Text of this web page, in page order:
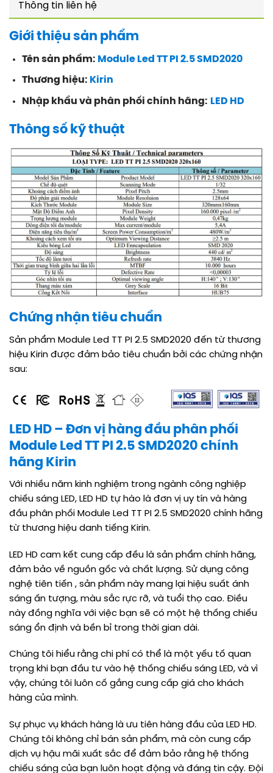
Thông tin liên hệ
Giới thiệu sản phẩm
Tên sản phẩm: Module Led TT PI 2.5 SMD2020
Thương hiệu: Kirin
Nhập khẩu và phân phối chính hãng: LED HD
Thông số kỹ thuật
Chứng nhận tiêu chuẩn
Sản phẩm Module Led TT PI 2.5 SMD2020 đến từ thương
hiệu Kirin được đảm bảo tiêu chuẩn bởi các chứng nhận
sau:
LED HD – Đơn vị hàng đầu phân phối
Module Led TT PI 2.5 SMD2020 chính
hãng Kirin
Với nhiều năm kinh nghiệm trong ngành công nghiệp
chiếu sáng LED, LED HD tự hào là đơn vị uy tín và hàng
đầu phân phối Module Led TT PI 2.5 SMD2020 chính hãng
từ thương hiệu danh tiếng Kirin.
LED HD cam kết cung cấp đều là sản phẩm chính hãng,
đảm bảo về nguồn gốc và chất lượng. Sử dụng công
nghệ tiên tiến , sản phẩm này mang lại hiệu suất ánh
sáng ấn tượng, màu sắc rực rỡ, và tuổi thọ cao. Điều
này đồng nghĩa với việc bạn sẽ có một hệ thống chiếu
sáng ổn định và bền bỉ trong thời gian dài.
Chúng tôi hiểu rằng chi phí có thể là một yếu tố quan
trọng khi bạn đầu tư vào hệ thống chiếu sáng LED, và vì
vậy, chúng tôi luôn cố gắng cung cấp giá cho khách
hàng của mình.
Sự phục vụ khách hàng là ưu tiên hàng đầu của LED HD.
Chúng tôi không chỉ bán sản phẩm, mà còn cung cấp
dịch vụ hậu mãi xuất sắc để đảm bảo rằng hệ thống
chiếu sáng của bạn luôn hoạt động và đáng tin cậy. Đội